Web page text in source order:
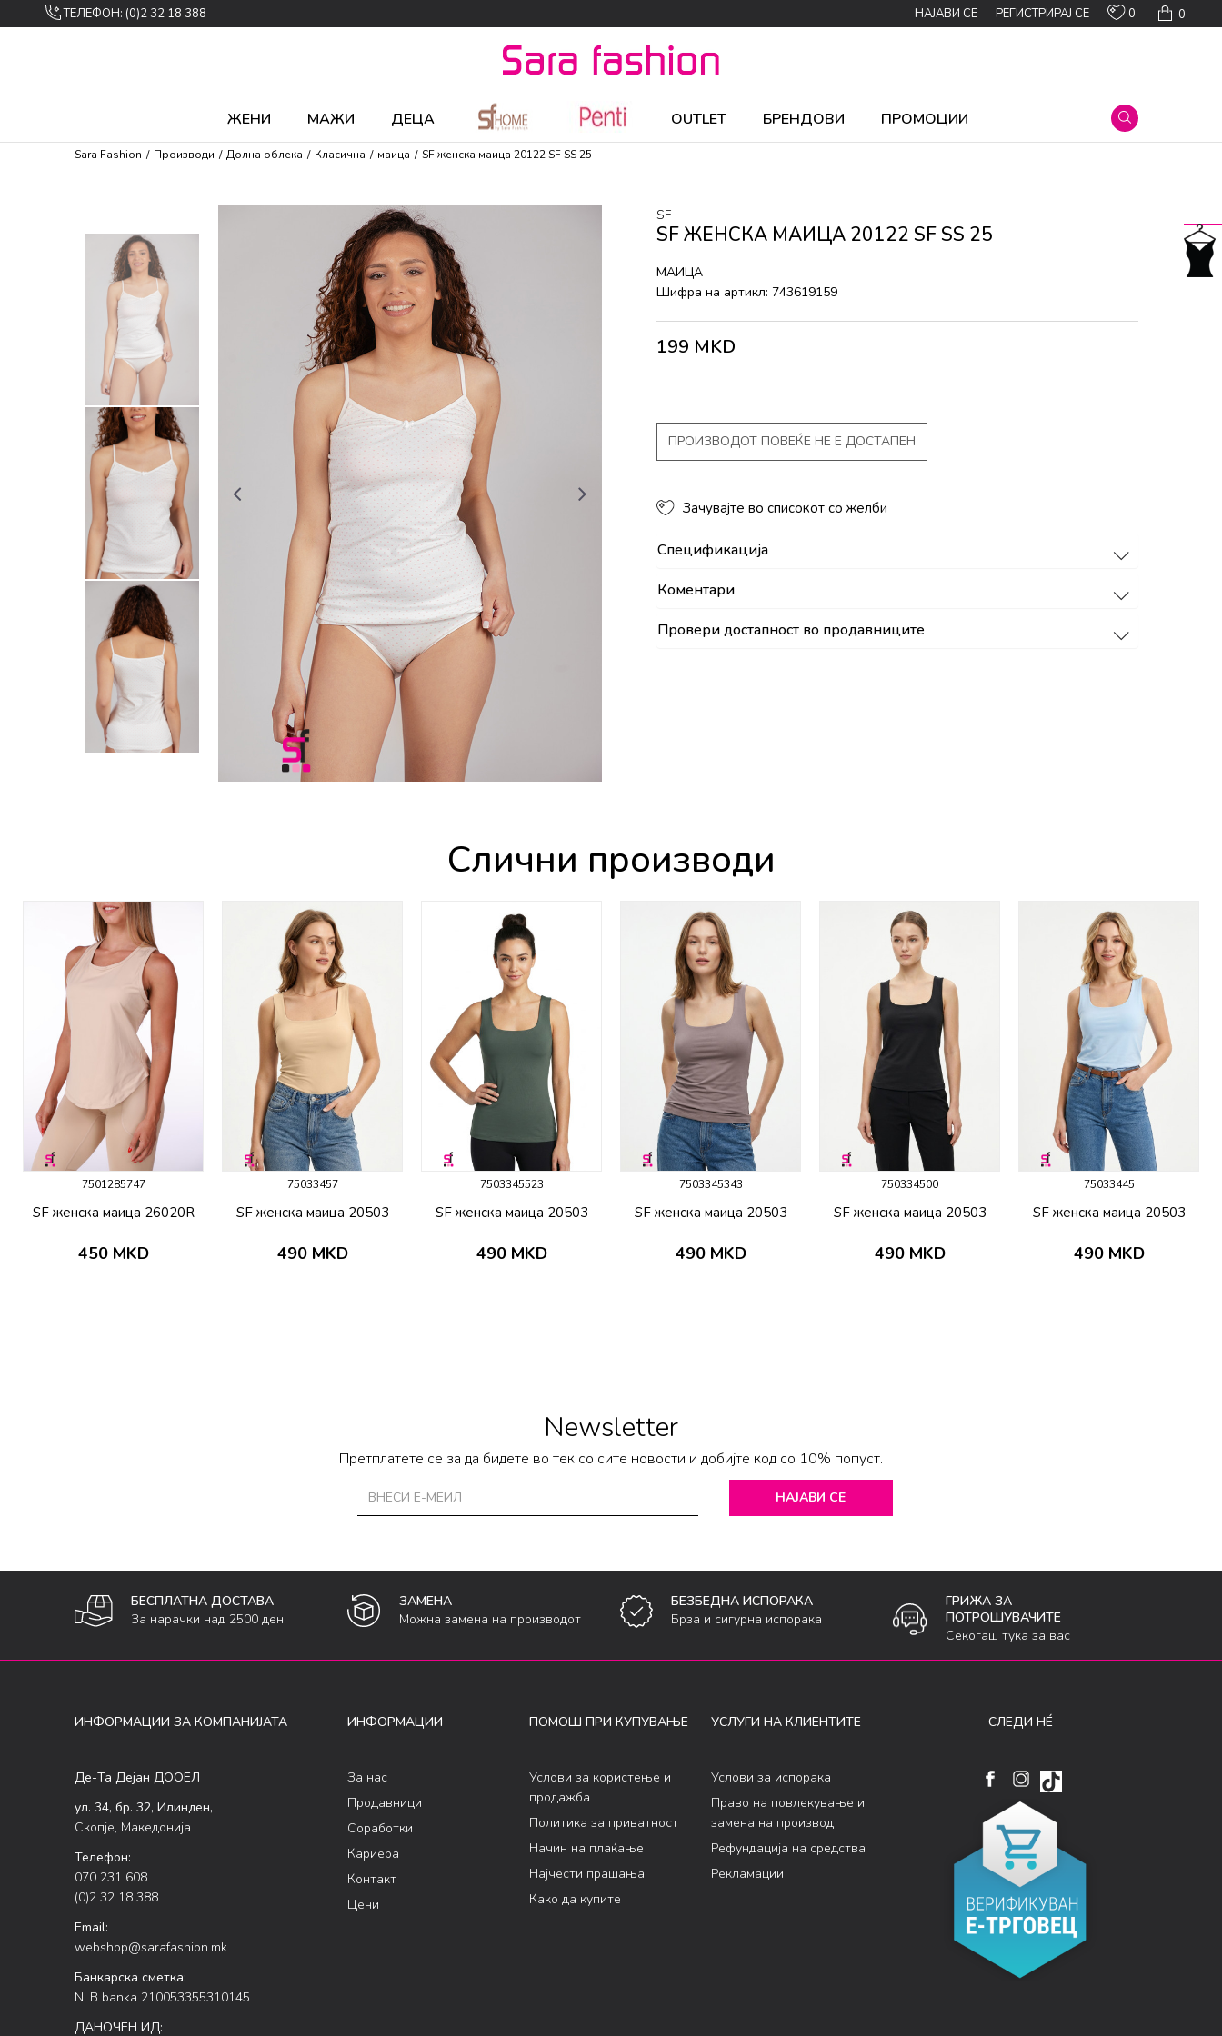
ТЕЛЕФОН: (0)2 32 18 388 0
0
НАЈАВИ СЕ РЕГИСТРИРАЈ СЕ
ЖЕНИ МАЖИ ДЕЦА OUTLET БРЕНДОВИ ПРОМОЦИИ
Sara Fashion Производи Долна облека Класична маица SF женска маица 20122 SF SS 25
SF
SF ЖЕНСКА МАИЦА 20122 SF SS 25
МАИЦА
Шифра на артикл: 743619159
199 MKD
ПРОИЗВОДОТ ПОВЕЌЕ НЕ Е ДОСТАПЕН
Зачувајте во списокот со желби
Спецификација
Коментари
Провери достапност во продавниците
Слични производи
7501285747
SF женска маица 26020R
450 MKD
75033457
SF женска маица 20503
490 MKD
7503345523
SF женска маица 20503
490 MKD
7503345343
SF женска маица 20503
490 MKD
750334500
SF женска маица 20503
490 MKD
75033445
SF женска маица 20503
490 MKD
Newsletter
Претплатете се за да бидете во тек со сите новости и добијте код со 10% попуст.
НАЈАВИ СЕ
БЕСПЛАТНА ДОСТАВА
За нарачки над 2500 ден
ЗАМЕНА
Можна замена на производот
БЕЗБЕДНА ИСПОРАКА
Брза и сигурна испорака
ГРИЖА ЗА
ПОТРОШУВАЧИТЕ
Секогаш тука за вас
ИНФОРМАЦИИ ЗА КОМПАНИЈАТА
Де-Та Дејан ДООЕЛ
ул. 34, бр. 32, Илинден,
Скопје, Македонија
Телефон:
070 231 608
(0)2 32 18 388
Email:
webshop@sarafashion.mk
Банкарска сметка:
NLB banka 210053355310145
ДАНОЧЕН ИД:
ИНФОРМАЦИИ
За нас
Продавници
Соработки
Кариера
Контакт
Цени
ПОМОШ ПРИ КУПУВАЊЕ
Услови за користење и
продажба
Политика за приватност
Начин на плаќање
Најчести прашања
Како да купите
УСЛУГИ НА КЛИЕНТИТЕ
Услови за испорака
Право на повлекување и
замена на производ
Рефундација на средства
Рекламации
СЛЕДИ НÉ